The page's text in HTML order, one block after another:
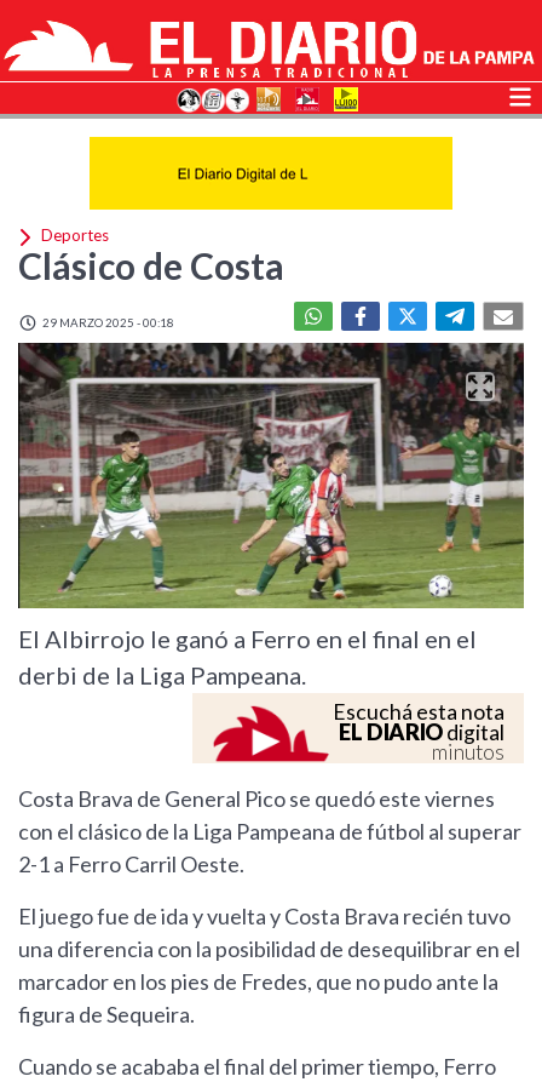
Deportes
Clásico de Costa
29 MARZO 2025 - 00:18
El Albirrojo le ganó a Ferro en el final en el
derbi de la Liga Pampeana.
Escuchá esta nota
EL DIARIOdigital
minutos
Costa Brava de General Pico se quedó este viernes
con el clásico de la Liga Pampeana de fútbol al superar
2-1 a Ferro Carril Oeste.
El juego fue de ida y vuelta y Costa Brava recién tuvo
una diferencia con la posibilidad de desequilibrar en el
marcador en los pies de Fredes, que no pudo ante la
figura de Sequeira.
Cuando se acababa el final del primer tiempo, Ferro